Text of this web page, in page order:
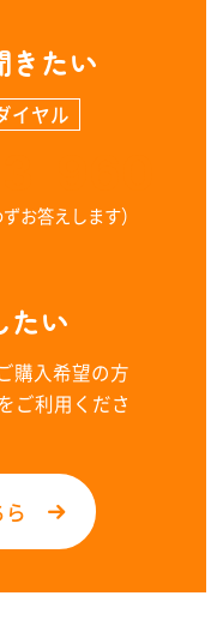
きたい
イヤル
960
お答えします）
たい
購入希望の方
ご利用くださ